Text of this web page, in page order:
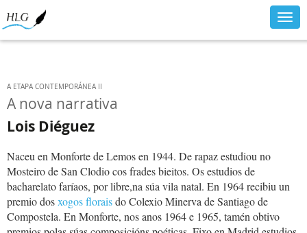
A ETAPA CONTEMPORÁNEA II
A nova narrativa
Lois Diéguez
Naceu en Monforte de Lemos en 1944. De rapaz estudiou no
Mosteiro de San Clodio cos frades bieitos. Os estudios de
bacharelato faríaos, por libre,na súa vila natal. En 1964 recibiu un
premio dosxogos floraisdo Colexio Minerva de Santiago de
Compostela. En Monforte, nos anos 1964 e 1965, tamén obtivo